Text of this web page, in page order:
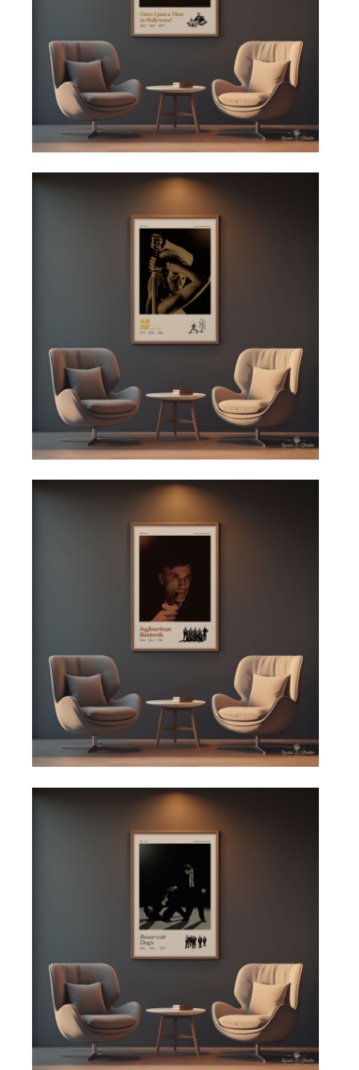
bytů. Inspirace ikonickými filmy dodává interiéru osobitý
Minimalistické filmové plakáty Xavier převádějí atmosféru
kultovních filmů do čistého designu, který funguje jako
moderní obraz na zeď.
Jak vytvořit galerijní stěnu
Jedním z nejpopulárnějších trendů interiérového designu je
Můžete kombinovat například:
3 plakáty 50x70 nad pohovku
kombinaci 50x70 + 30x40
vertikální galerii v chodbě
Galerijní stěna dodá interiéru osobitý styl a umožní
kombinovat více motivů.
🖤 Xavier – plakáty pro ty,
Xavier je česká značka, která vytváří minimalistické designové
plakáty inspirované filmem, seriály a kulturou.
Plakáty jsou navrženy tak, aby fungovaly jako moderní obraz
na zeď a zároveň jako připomínka ikonických filmových
Naše plakáty nejsou pro každého.
Jsou pro ty, kteří cítí víc než jen obraz.
Tvá stěna. Tvůj příběh.
Doporučené plakáty